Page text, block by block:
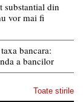
substantial din
vor mai fi
bancara:
a bancilor
Toate stirile